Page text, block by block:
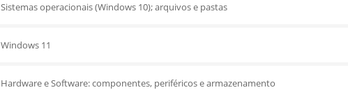
Sistemas operacionais (Windows 10); arquivos e pastas
Windows 11
Hardware e Software: componentes, periféricos e armazenamento